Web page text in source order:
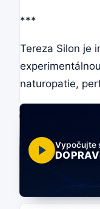
***
Tereza Silon je
naturopatie,
Vypočujte